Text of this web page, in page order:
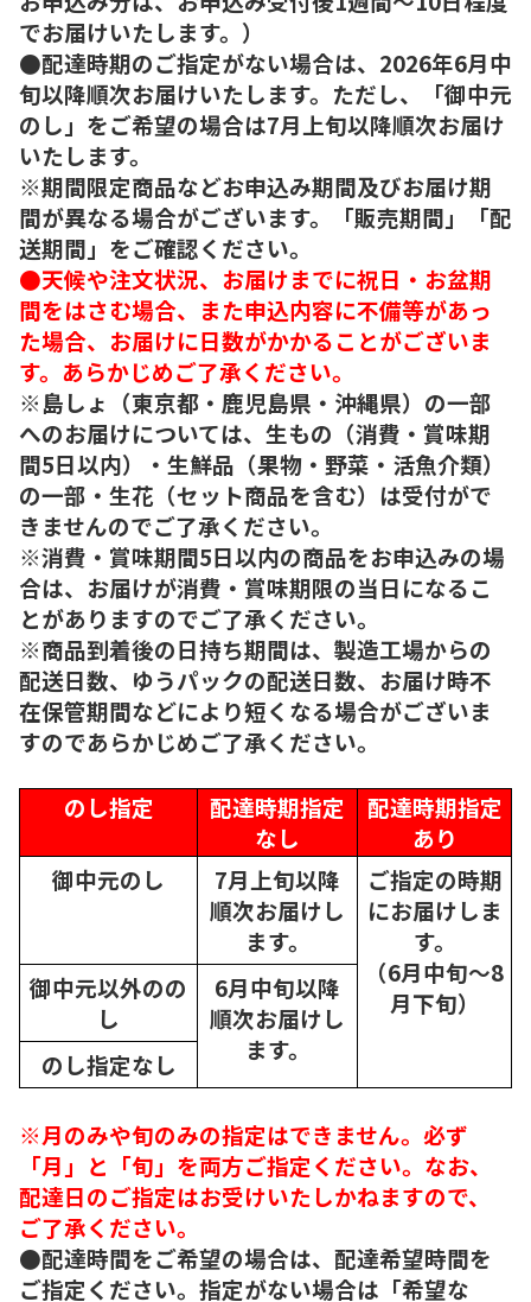
でお届けいたします。）
●配達時期のご指定がない場合は、2026年6月中
旬以降順次お届けいたします。ただし、「御中元
のし」をご希望の場合は7月上旬以降順次お届け
いたします。
※期間限定商品などお申込み期間及びお届け期
間が異なる場合がございます。「販売期間」「配
送期間」をご確認ください。
●天候や注文状況、お届けまでに祝日・お盆期
間をはさむ場合、また申込内容に不備等があっ
た場合、お届けに日数がかかることがございま
す。あらかじめご了承ください。
※島しょ（東京都・鹿児島県・沖縄県）の一部
へのお届けについては、生もの（消費・賞味期
間5日以内）・生鮮品（果物・野菜・活魚介類）
の一部・生花（セット商品を含む）は受付がで
きませんのでご了承ください。
※消費・賞味期間5日以内の商品をお申込みの場
合は、お届けが消費・賞味期限の当日になるこ
とがありますのでご了承ください。
※商品到着後の日持ち期間は、製造工場からの
配送日数、ゆうパックの配送日数、お届け時不
在保管期間などにより短くなる場合がございま
すのであらかじめご了承ください。
のし指定
配達時期指定
なし
配達時期指定
あり
御中元のし
7月上旬以降
順次お届けし
ます。
ご指定の時期
にお届けしま
す。
（6月中旬～8
月下旬）
御中元以外のの
し
6月中旬以降
順次お届けし
ます。
のし指定なし
※月のみや旬のみの指定はできません。必ず
「月」と「旬」を両方ご指定ください。なお、
配達日のご指定はお受けいたしかねますので、
ご了承ください。
●配達時間をご希望の場合は、配達希望時間を
ご指定ください。指定がない場合は「希望な